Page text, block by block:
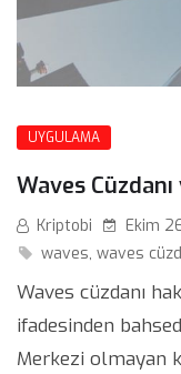
UYGULAMA
Waves
Kriptobi
Ekim
waves, waves
Waves cüzdanı
ifadesinden
Merkezi olmayan